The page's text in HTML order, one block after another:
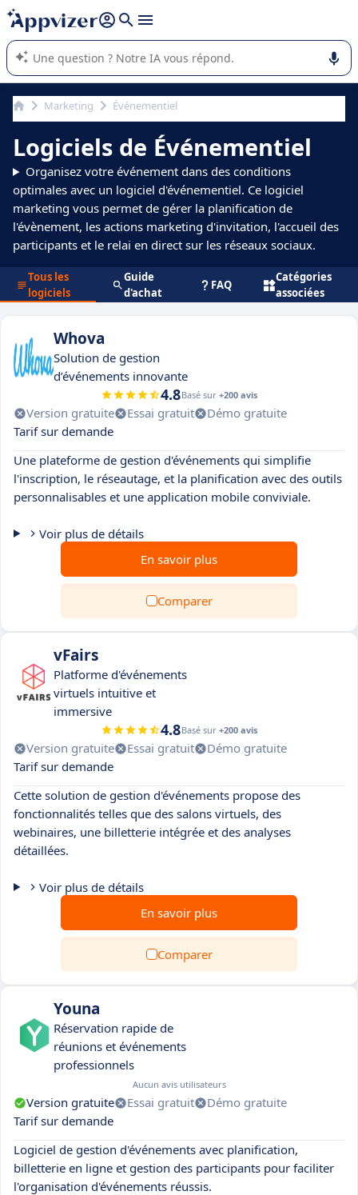
répondre (plusieurs lignes avec
L'IA de Appvizer vous guide dans l'utilisation ou la sélection de
logiciel SaaS en entreprise.
Marketing Événementiel
Logiciels de Événementiel
Organisez votre événement dans des conditions
optimales avec un logiciel d'événementiel. Ce logiciel
marketing vous permet de gérer la planification de
l'évènement, les actions marketing d'invitation, l'accueil des
participants et le relai en direct sur les réseaux sociaux.
Tous les
logiciels
Guide
d'achat
FAQ
Catégories
associées
Whova
Solution de gestion
d’événements innovante
4.8Basé sur +200 avis
Version gratuite Essai gratuit
Démo gratuite
Tarif sur demande
Une plateforme de gestion d'événements qui simplifie
l'inscription, le réseautage, et la planification avec des outils
personnalisables et une application mobile conviviale.
Voir plus de détails
En savoir plus
Comparer
vFairs
Platforme d'événements
virtuels intuitive et
immersive
4.8Basé sur +200 avis
Version gratuite Essai gratuit
Démo gratuite
Tarif sur demande
Cette solution de gestion d'événements propose des
fonctionnalités telles que des salons virtuels, des
webinaires, une billetterie intégrée et des analyses
détaillées.
Voir plus de détails
En savoir plus
Comparer
Youna
Réservation rapide de
réunions et événements
professionnels
Aucun avis utilisateurs
Version gratuite Essai gratuit
Démo gratuite
Tarif sur demande
Logiciel de gestion d'événements avec planification,
billetterie en ligne et gestion des participants pour faciliter
l'organisation d'événements réussis.